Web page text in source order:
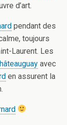
d’art.
pendant des
toujours
Laurent. Les
avec
en assurent la